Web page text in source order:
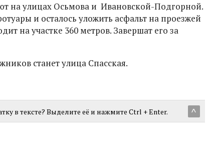
на улицах Осьмова и Ивановской-Подгорной.
и осталось уложить асфальт на проезжей
на участке 360 метров. Завершат его за
станет улица Спасская.
^
в тексте? Выделите её и нажмите Ctrl + Enter.